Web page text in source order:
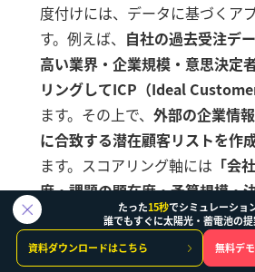
度付けには、データに基づくア
す。例えば、 自社の過去受注デ
高い業界・企業規模・意思決定
リングしてICP（Ideal
ます。その上で、 外部の企業情
に合致する潜在顧客リストを作
ます。スコアリング軸には 「会
度・課題の顕在度・予算規模・
といった項目を用い、点数の高
チします。またABM（Account-
的手法も取り入れ、特に有望度
たった15秒でシミュレーショ
誰でもすぐに太陽光・蓄電池の提
資料ダウンロードはこちら
無料デ